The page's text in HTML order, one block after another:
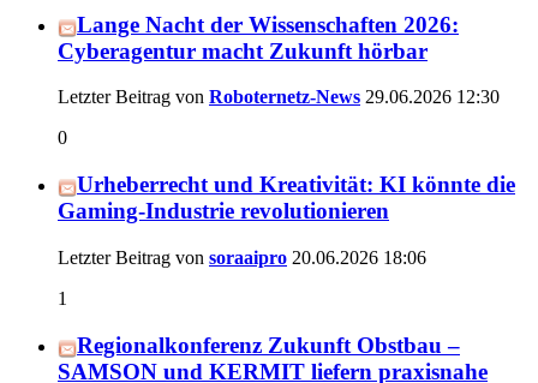
Lange Nacht der Wissenschaften 2026:
Cyberagentur macht Zukunft hörbar
Letzter Beitrag von Roboternetz-News 29.06.2026 12:30
0
Urheberrecht und Kreativität: KI könnte die
Gaming-Industrie revolutionieren
Letzter Beitrag von soraaipro 20.06.2026 18:06
1
Regionalkonferenz Zukunft Obstbau –
SAMSON und KERMIT liefern praxisnahe